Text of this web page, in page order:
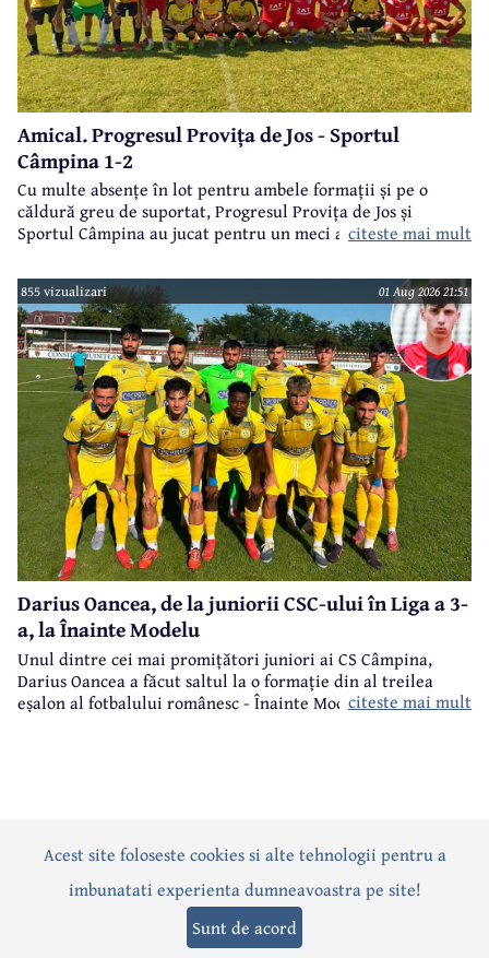
Amical. Progresul Provița de Jos - Sportul
Câmpina 1-2
Cu multe absențe în lot pentru ambele formații și pe o
căldură greu de suportat, Progresul Provița de Jos și
Sportul Câmpina au jucat pentru un meci amical.citeste mai mult
855 vizualizari 01 Aug 2026 21:51
Darius Oancea, de la juniorii CSC-ului în Liga a 3-
a, la Înainte Modelu
Unul dintre cei mai promițători juniori ai CS Câmpina,
Darius Oancea a făcut saltul la o formație din al treilea
eșalon al fotbalului românesc - Înainte Modelu, din județul
citeste mai mult
ActualitatePoliticăSocialEvenimentInterviuri
Editorial Sport Anunțuri
Acest site foloseste cookies si alte tehnologii pentru a
imbunatati experienta dumneavoastra pe site!
Sunt de acord